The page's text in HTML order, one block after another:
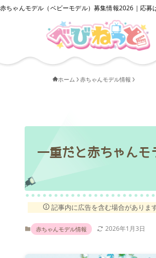
赤ちゃんモデル（ベビーモデル）募集情報2026｜応募
ホーム 赤ちゃんモデル情報
一重だと赤ちゃん
記事内に広告を含む場合がありま
赤ちゃんモデル情報 2026年1月3日